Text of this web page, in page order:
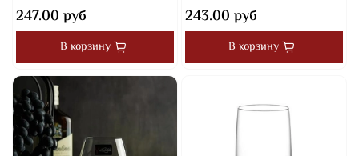
247.00 руб
В корзину
243.00 руб
В корзину